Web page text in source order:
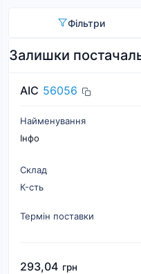
Фільтри
Залишки
AIC 56056
Найменування
Інфо
Склад
К-cть
Термін поставки
293,04 грн